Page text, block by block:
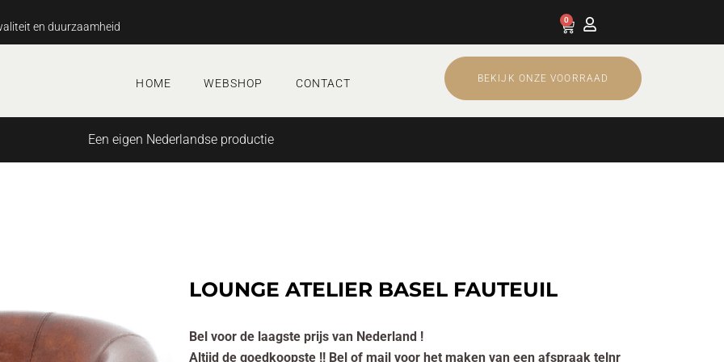
en duurzaamheid
0
Cart
HOME WEBSHOP CONTACT BEKIJK ONZE VOORRAAD
Een eigen Nederlandse productie
LOUNGE ATELIER BASEL FAUTEUIL
Bel voor de laagste prijs van Nederland !
Altijd de goedkoopste !! Bel of mail voor het maken van een afspraak telnr